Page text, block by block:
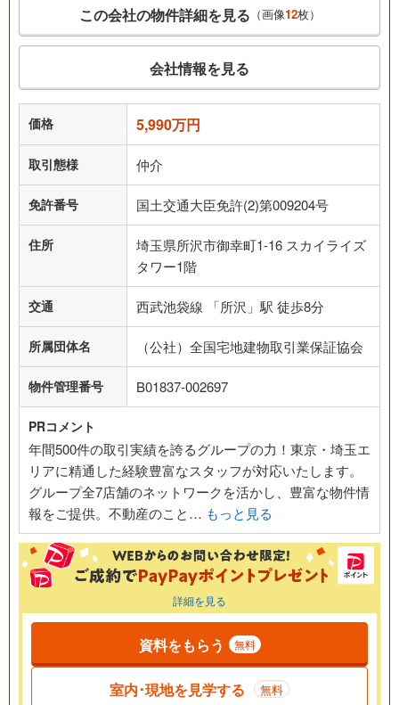
この会社の物件詳細を見る （画像12枚）
会社情報を見る
価格 5,990万円
取引態様 仲介
免許番号 国土交通大臣免許(2)第009204号
住所
埼玉県所沢市御幸町1-16 スカイライズ
タワー1階
交通 西武池袋線 「所沢」駅 徒歩8分
所属団体名 （公社）全国宅地建物取引業保証協会
物件管理番号 B01837-002697
PRコメント
年間500件の取引実績を誇るグループの力！東京・埼玉エ
リアに精通した経験豊富なスタッフが対応いたします。
グループ全7店舗のネットワークを活かし、豊富な物件情
報をご提供。不動産のこと… もっと見る
詳細を見る
資料をもらう 無料
室内･現地を見学する 無料